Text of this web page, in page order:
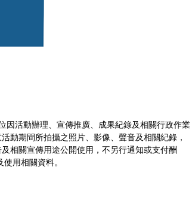
活動辦理、宣傳推廣、成果紀錄及相關行政作業
動期間所拍攝之照片、影像、聲音及相關紀錄，
相關宣傳用途公開使用，不另行通知或支付酬
用相關資料。